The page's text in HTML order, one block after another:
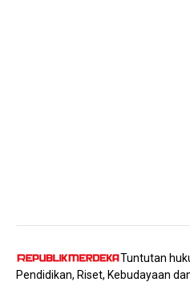
Tuntutan
Pendidikan, Riset, Kebudayaan